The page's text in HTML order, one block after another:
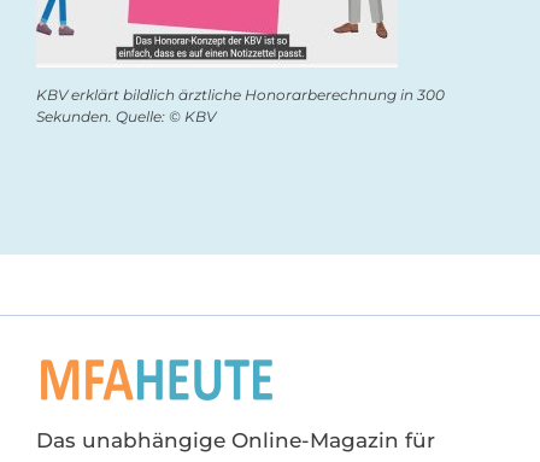
KBV erklärt bildlich ärztliche Honorarberechnung in 300
Sekunden. Quelle: © KBV
Das unabhängige Online-Magazin für